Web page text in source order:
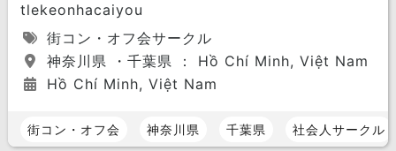
九州 エリア
福岡県 長崎県
大分県 佐賀県
tlekeonhacaiyou
街コン・オフ会サークル
神奈川県 ・千葉県 ： Hồ Chí Minh, Việt Nam
Hồ Chí Minh, Việt Nam
街コン・オフ会 神奈川県 千葉県 社会人サークル